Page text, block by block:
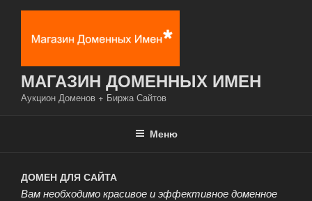
Перейти
содержимому
МАГАЗИН ДОМЕННЫХ ИМЕН
Аукцион Доменов + Биржа Сайтов
Меню
ДОМЕН ДЛЯ САЙТА
Вам необходимо красивое и эффективное доменное